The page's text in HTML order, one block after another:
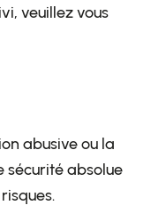
veuillez vous
abusive ou la
sécurité absolue